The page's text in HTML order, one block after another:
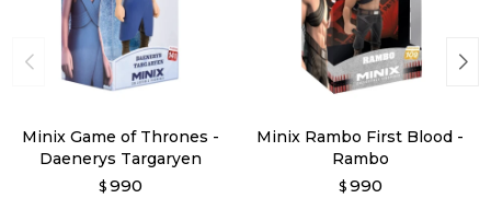
Minix Game of Thrones -
Daenerys Targaryen
$ 990
Minix Rambo First Blood -
Rambo
$ 990